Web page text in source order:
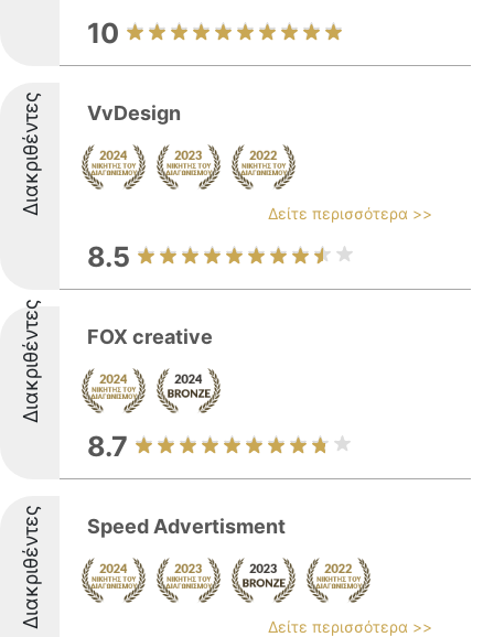
10
Διακριθέντες VvDesign
Δείτε περισσότερα >>
8.5
Διακριθέντες FOX creative
8.7
Διακριθέντες Speed Advertisment
Δείτε περισσότερα >>